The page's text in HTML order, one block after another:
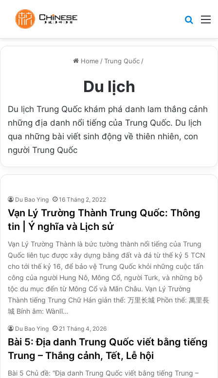
Home /Trung Quốc/
Du lịch
Du lịch Trung Quốc khám phá danh lam thắng cảnh
những địa danh nổi tiếng của Trung Quốc. Du lịch
qua những bài viết sinh động về thiên nhiên, con
người Trung Quốc
Du Bao Ying 16 Tháng 2, 2022
Vạn Lý Trường Thành Trung Quốc: Thông
tin | Ý nghĩa và Lịch sử
Vạn Lý Trường Thành là bức tường thành nổi tiếng của Trung
Quốc liên tục được xây dựng bằng đất và đá từ thế kỷ 5 TCN
cho tới thế kỷ 16, để bảo vệ Trung Quốc khỏi những cuộc tấn
công của người Hung Nô, Mông Cổ, người Turk, và những bộ
tộc du mục đến từ Mông Cổ và Mãn Châu. Vạn Lý Trường
Thành tiếng Trung Chữ Hán giản thể: 万里长城 Phồn thể: 萬里長
城 Bính âm: Wànlĭ…
Du Bao Ying 21 Tháng 4, 2026
Bài 5: Địa danh Trung Quốc viết bằng tiếng
Trung – Thắng cảnh, Tết, Lễ hội
Bài 5 Chủ đề: “Địa danh Trung Quốc viết bằng tiếng Trung –